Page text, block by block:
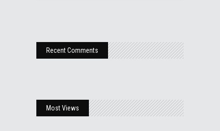
Recent Comments
Most Views